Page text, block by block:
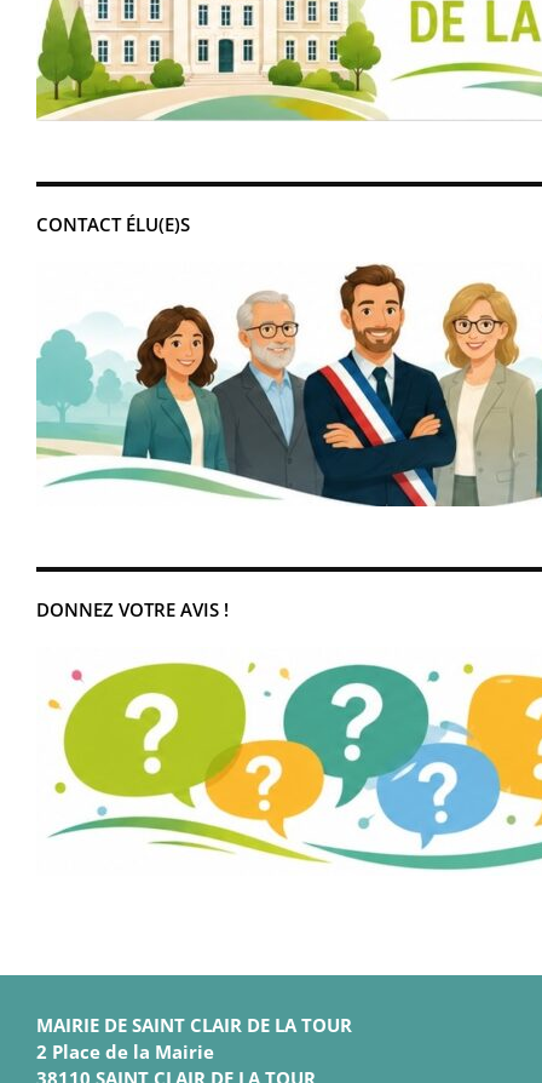
CONTACT ÉLU(E)S
DONNEZ VOTRE AVIS !
MAIRIE DE SAINT CLAIR DE LA TOUR
2 Place de la Mairie